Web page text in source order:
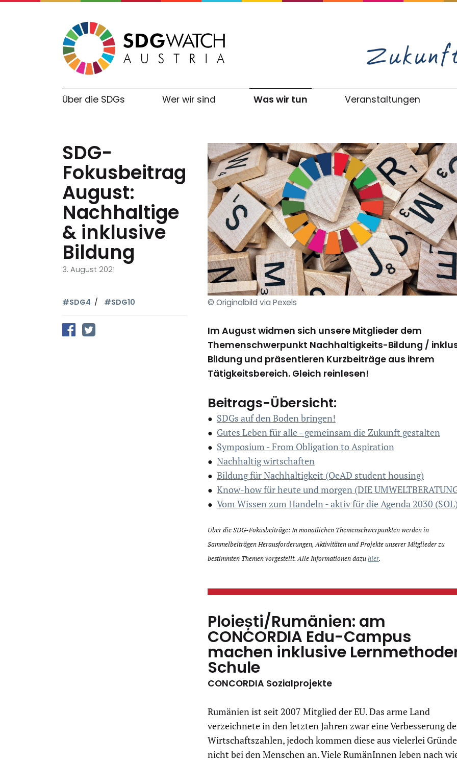
Über die SDGs Wer wir sind Was wir tun Veranstaltungen
SDG-
Fokusbeitrag
August:
Nachhaltige
& inklusive
Bildung
3. August 2021
#SDG4 #SDG10
auf Facebook teilen
auf Twitter teilen
© Originalbild via Pexels
Im August widmen sich unsere Mitglieder dem
Themenschwerpunkt Nachhaltigkeits-Bildung /
Bildung und präsentieren Kurzbeiträge aus ihrem
Tätigkeitsbereich. Gleich reinlesen!
Beitrags-Übersicht:
● SDGs auf den Boden bringen!
● Gutes Leben für alle - gemeinsam die Zukunft gestalten
● Symposium - From Obligation to Aspiration
● Nachhaltig wirtschaften
● Bildung für Nachhaltigkeit (OeAD student housing)
● Know-how für heute und morgen (DIE
● Vom Wissen zum Handeln - aktiv für die Agenda 2030 (SOL)
Über die SDG-Fokusbeiträge: In monatlichen Themenschwerpunkten werden in
Sammelbeiträgen Herausforderungen, Aktivitäten und Projekte unserer Mitglieder zu
bestimmten Themen vorgestellt. Alle Informationen dazuhier.
Ploiești/Rumänien: am
CONCORDIA Edu-Campus
machen inklusive
Schule
CONCORDIA Sozialprojekte
Rumänien ist seit 2007 Mitglied der EU. Das arme Land
verzeichnete in den letzten Jahren zwar eine Verbesserung
Wirtschaftszahlen, jedoch kommen diese aus vielerlei
nicht bei den Menschen an. Viele RumänInnen leben nach